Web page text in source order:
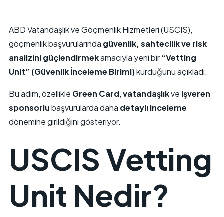
ABD Vatandaşlık ve Göçmenlik Hizmetleri (USCIS),
göçmenlik başvurularında güvenlik, sahtecilik ve risk
analizini güçlendirmekamacıyla yeni bir “Vetting
Unit” (Güvenlik İnceleme Birimi)kurduğunu açıkladı.
Bu adım, özellikle Green Card,vatandaşlıkve işveren
sponsorlubaşvurularda daha detaylı inceleme
dönemine girildiğini gösteriyor.
USCIS Vetting
Unit Nedir?